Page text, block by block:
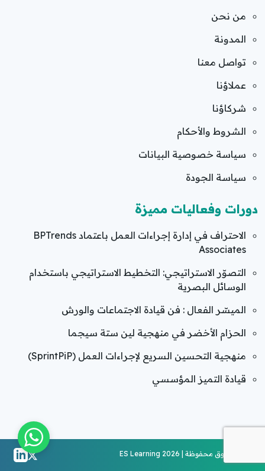
من نحن
المدونة
تواصل معنا
عملاؤنا
شركاؤنا
الشروط والأحكام
سياسة خصوصية البيانات
سياسة الجودة
دورات وفعاليات مميزة
الاحتراف في إدارة إجراءات العمل باعتماد BPTrends
Associates
التصوّر الاستراتيجي: التخطيط الاستراتيجي باستخدام
الوسائل البصرية
الميسّر الفعال : فن قيادة الاجتماعات والورش
الحزام الأخضر في منهجية لين ستة سيجما
منهجية التحسين السريع لإجراءات العمل (SprintPiP)
قيادة التميز المؤسسي
جميع الحقوق محفوظة | ES Learning 2026